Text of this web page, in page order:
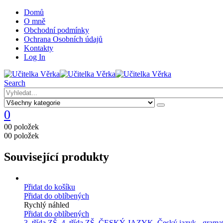
Domů
O mně
Obchodní podmínky
Ochrana Osobních údajů
Kontakty
Log In
Search
0
00 položek
00 položek
Související produkty
Přidat do košíku
Přidat do oblíbených
Rychlý náhled
Přidat do oblíbených